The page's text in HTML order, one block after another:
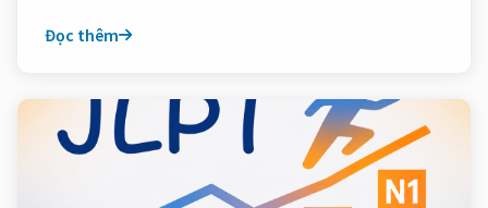
Đọc thêm